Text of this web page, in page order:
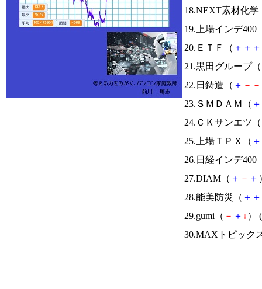
18.NEXT素材化学
19.上場インデ400
20.ＥＴＦ（ ＋ ＋ ＋
21.黒田グループ（
22.日鋳造（ ＋ － －
23.ＳＭＤＡＭ（ ＋
24.ＣＫサンエツ（
25.上場ＴＰＸ（ ＋
26.日経インデ400
27.DIAM（ ＋ － ＋
28.能美防災（ ＋ ＋
29.gumi（ － ＋ ↓ ） (
30.MAXトピック